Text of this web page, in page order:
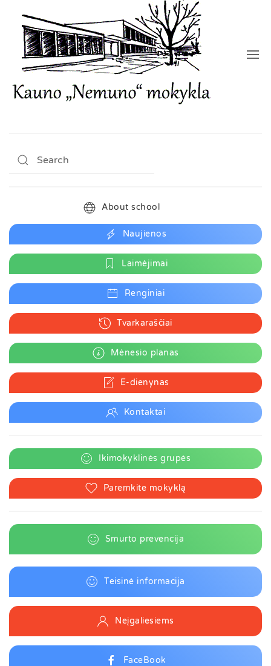
About school
Naujienos
Laimėjimai
Renginiai
Tvarkaraščiai
Mėnesio planas
E-dienynas
Kontaktai
Ikimokyklinės grupės
Paremkite mokyklą
Smurto prevencija
Teisinė informacija
Neįgaliesiems
FaceBook